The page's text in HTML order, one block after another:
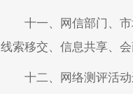
十一、网信部门、
线索移交、信息共享、会
十二、网络测评活